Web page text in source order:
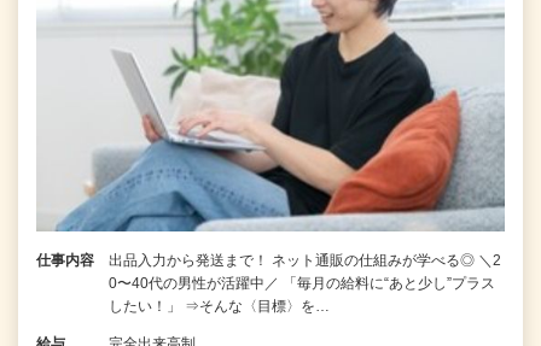
仕事内容
出品入力から発送まで！ ネット通販の仕組みが学べる◎ ＼2
0〜40代の男性が活躍中／ 「毎月の給料に“あと少し”プラス
したい！」 ⇒そんな〈目標〉を…